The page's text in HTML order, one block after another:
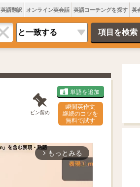
英語翻訳 オンライン英会話 英語コーチングを探す 英
ピン留め
単語を追加
瞬間英作文
継続のコツを
無料で試す
arrow_forward_ios もっとみる